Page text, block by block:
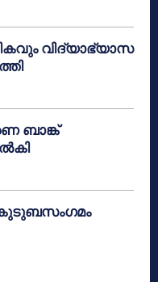
വിദ്യാഭ്യാസ
ബാങ്ക്